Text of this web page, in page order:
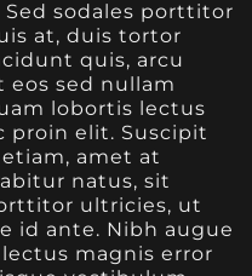
sodales porttitor
at, duis tortor
quis, arcu
eos sed nullam
lobortis lectus
proin elit. Suscipit
amet at
natus, sit
ultricies, ut
id ante. Nibh augue
magnis error